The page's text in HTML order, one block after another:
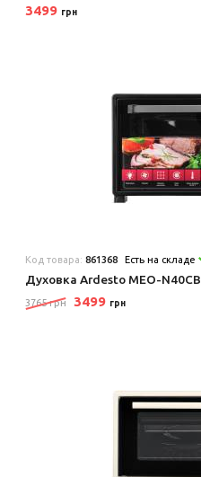
3499 грн
Код товара:861368 Есть на складе
Духовка Ardesto MEO-N40CB
3765 грн 3499 грн